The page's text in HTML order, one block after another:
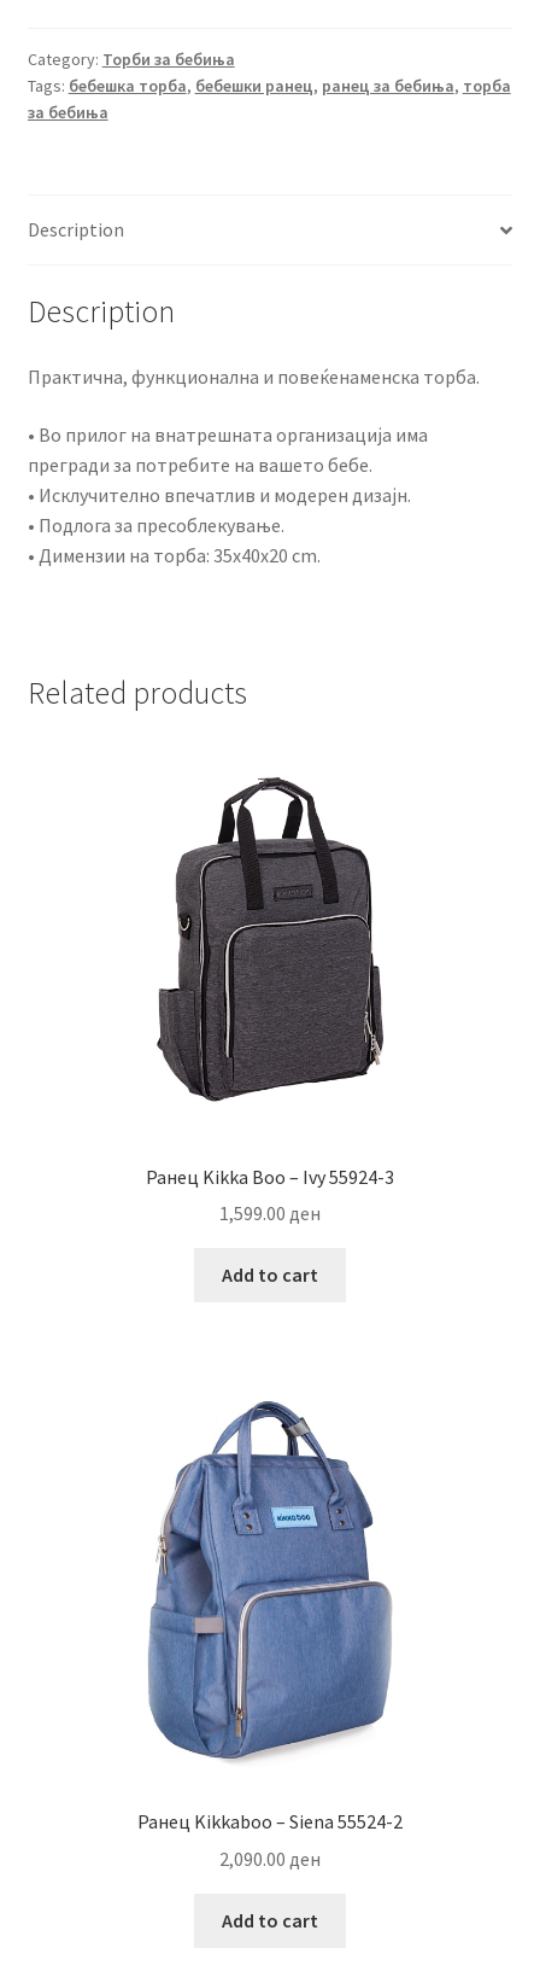
quantity
Category: Торби за бебиња
Tags: бебешка торба, бебешки ранец, ранец за бебиња, торба
за бебиња
Description
Description
Практична, функционална и повеќенаменска торба.
• Во прилог на внатрешната организација има
прегради за потребите на вашето бебе.
• Исклучително впечатлив и модерен дизајн.
• Подлога за пресоблекување.
• Димензии на торба: 35x40x20 cm.
Related products
Ранец Kikka Boo – Ivy 55924-3
1,599.00 ден
Add to cart
Ранец Kikkaboo – Siena 55524-2
2,090.00 ден
Add to cart